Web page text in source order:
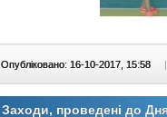
Опубліковано: 16-10-2017, 15:58 |
Заходи, проведені до